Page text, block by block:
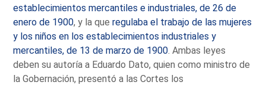
establecimientos mercantiles e industriales, de 26 de
enero de 1900, y la queregulaba el trabajo de las mujeres
y los niños en los establecimientos industriales y
mercantiles, de 13 de marzo de 1900 . Ambas leyes
deben su autoría a Eduardo Dato, quien como ministro de
la Gobernación, presentó a las Cortes los